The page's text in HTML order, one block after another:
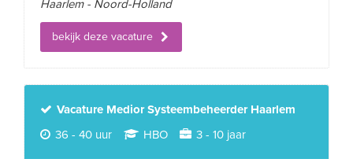
Haarlem - Noord-Holland
bekijk deze vacature
Vacature Medior Systeembeheerder Haarlem
36 - 40 uur
HBO 3 - 10 jaar